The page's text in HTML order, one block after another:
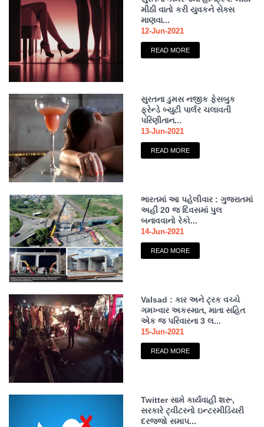
મીઠી વાતો કરી યુવકને સેક્સ
માણવા...
12-Jun-2021
READ MORE
સુરતના ડુમસ નજીક ફેસબુક
ફ્રેન્ડે બ્યુટી પાર્લર ચલાવતી
પરિણીતાન...
13-Jun-2021
READ MORE
ભારતમાં આ પહેલીવાર : ગુજરાતમાં
અહીં 20 જ દિવસમાં પુલ
બનાવવાનો રેકો...
14-Jun-2021
READ MORE
Valsad : કાર અને ટ્રક વચ્ચે
ગમખ્વાર અકસ્માત, માતા સહિત
એક જ પરિવારના 3 લ...
15-Jun-2021
READ MORE
Twitter સામે કાર્યવાહી શરૂ,
સરકારે ટ્વીટરનો ઇન્ટરમીડિયરી
દરજ્જો સમાપ...